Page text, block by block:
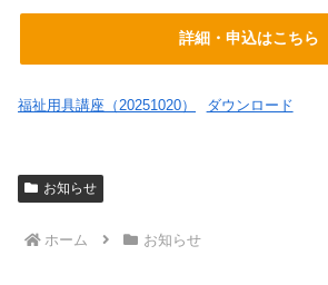
詳細・申込はこちら
福祉用具講座（20251020） ダウンロード
お知らせ
ホーム お知らせ